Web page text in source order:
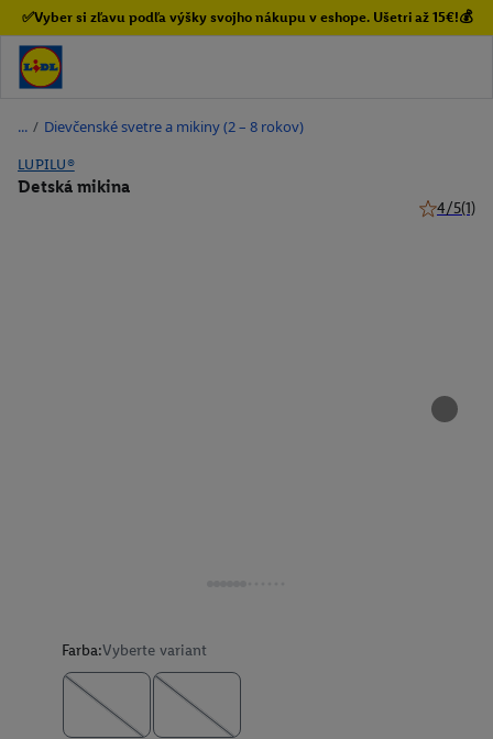
✅Vyber si zľavu podľa výšky svojho nákupu v eshope. Ušetri až 15€!💰
/ Dievčenské svetre a mikiny (2 – 8 rokov)
LUPILU®
Detská mikina
4/5(1)
Farba:Vyberte variant